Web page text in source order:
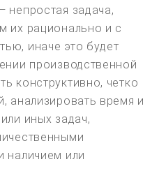
непростая задача,
их рационально и с
иначе это будет
производственной
конструктивно, четко
анализировать время и
иных задач,
наличием или